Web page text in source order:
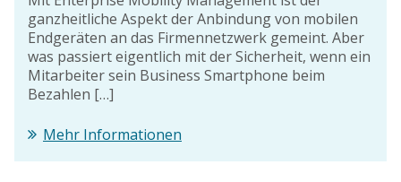
ganzheitliche Aspekt der Anbindung von mobilen
Endgeräten an das Firmennetzwerk gemeint. Aber
was passiert eigentlich mit der Sicherheit, wenn ein
Mitarbeiter sein Business Smartphone beim
Bezahlen […]
Mehr Informationen